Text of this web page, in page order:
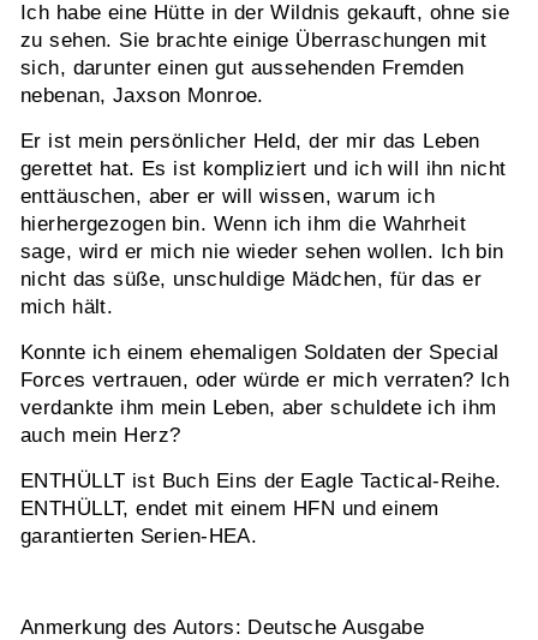
Ich habe eine Hütte in der Wildnis gekauft, ohne sie
zu sehen. Sie brachte einige Überraschungen mit
sich, darunter einen gut aussehenden Fremden
nebenan, Jaxson Monroe.
Er ist mein persönlicher Held, der mir das Leben
gerettet hat. Es ist kompliziert und ich will ihn nicht
enttäuschen, aber er will wissen, warum ich
hierhergezogen bin. Wenn ich ihm die Wahrheit
sage, wird er mich nie wieder sehen wollen. Ich bin
nicht das süße, unschuldige Mädchen, für das er
mich hält.
Konnte ich einem ehemaligen Soldaten der Special
Forces vertrauen, oder würde er mich verraten? Ich
verdankte ihm mein Leben, aber schuldete ich ihm
auch mein Herz?
ENTHÜLLT ist Buch Eins der Eagle Tactical-Reihe.
ENTHÜLLT, endet mit einem HFN und einem
garantierten Serien-HEA.
Anmerkung des Autors: Deutsche Ausgabe